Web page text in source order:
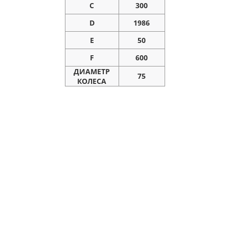
C
300
D
1986
E
50
F
600
ДИАМЕТР
КОЛЕСА
75